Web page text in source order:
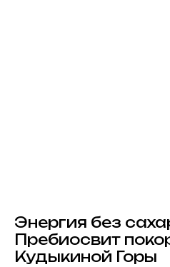
Энергия без
Пребиосвит
Кудыкиной Горы